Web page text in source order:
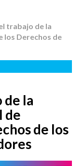
trabajo de la
los Derechos de
de la
de
de los